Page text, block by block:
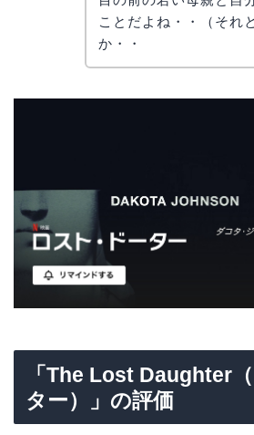
ことだよね・・（それ
か・・
「The Lost Daughter
ター）」の評価